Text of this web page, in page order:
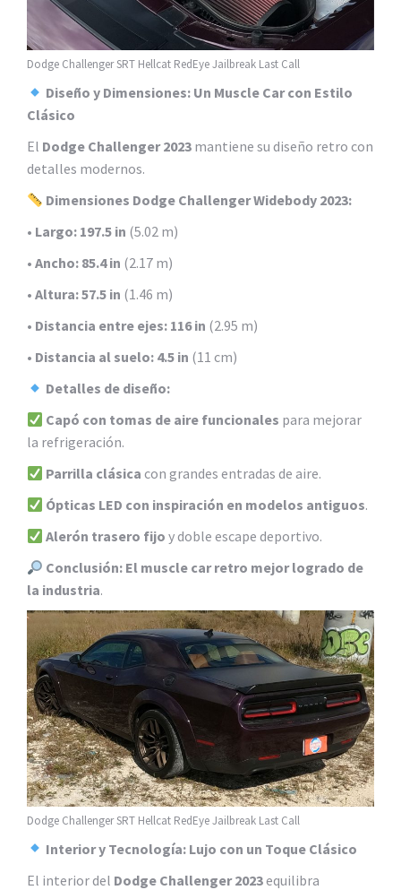
Dodge Challenger SRT Hellcat RedEye Jailbreak Last Call
Diseño y Dimensiones: Un Muscle Car con Estilo
Clásico
El Dodge Challenger 2023 mantiene su diseño retro con
detalles modernos.
Dimensiones Dodge Challenger Widebody 2023:
• Largo: 197.5 in (5.02 m)
• Ancho: 85.4 in (2.17 m)
• Altura:57.5 in (1.46 m)
• Distancia entre ejes: 116 in (2.95 m)
• Distancia al suelo: 4.5 in (11 cm)
Detalles de diseño:
Capó con tomas de aire funcionales para mejorar
la refrigeración.
Parrilla clásica con grandes entradas de aire.
Ópticas LED con inspiración en modelos antiguos.
Alerón trasero fijo y doble escape deportivo.
Conclusión: El muscle car retro mejor logrado de
la industria.
Dodge Challenger SRT Hellcat RedEye Jailbreak Last Call
Interior y Tecnología: Lujo con un Toque Clásico
El interior del Dodge Challenger 2023equilibra